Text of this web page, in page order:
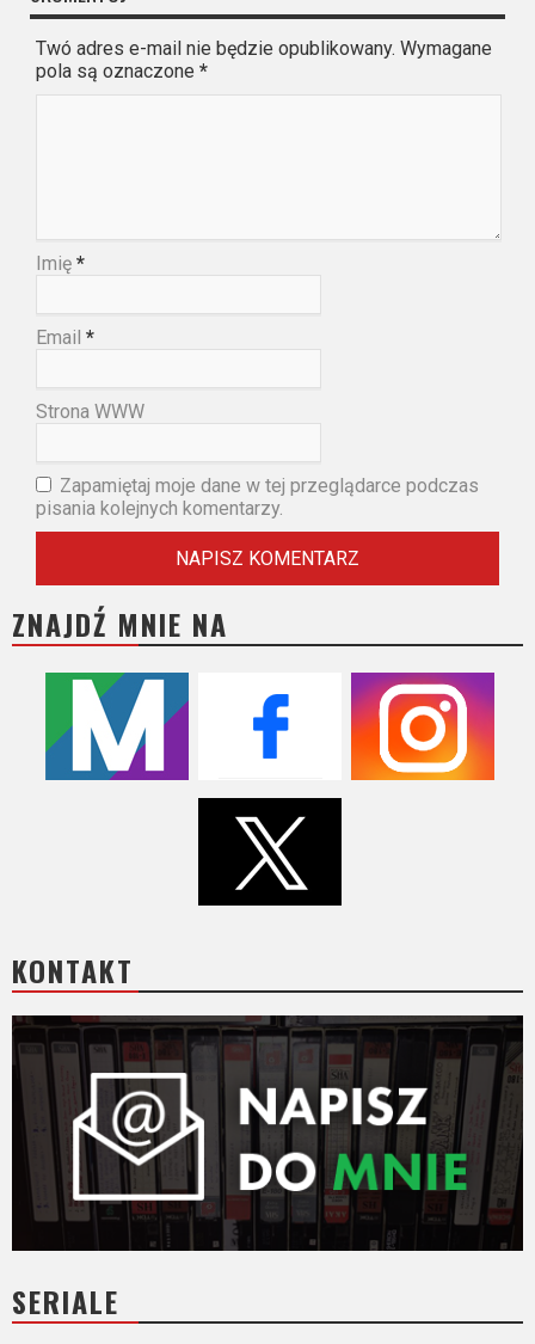
Twó adres e-mail nie będzie opublikowany. Wymagane
pola są oznaczone *
Imię *
Email *
Strona WWW
Zapamiętaj moje dane w tej przeglądarce podczas
pisania kolejnych komentarzy.
ZNAJDŹ MNIE NA
KONTAKT
SERIALE